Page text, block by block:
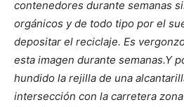
contenedores durante semanas
orgánicos y de todo tipo por el
depositar el reciclaje. Es
esta imagen durante semanas.Y
hundido la rejilla de una
intersección con la carretera